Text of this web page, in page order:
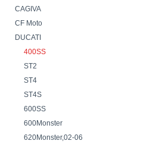
CAGIVA
CF Moto
DUCATI
400SS
ST2
ST4
ST4S
600SS
600Monster
620Monster,02-06